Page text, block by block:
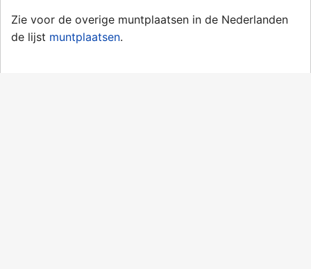
Zie voor de overige muntplaatsen in de Nederlanden
de lijst muntplaatsen.